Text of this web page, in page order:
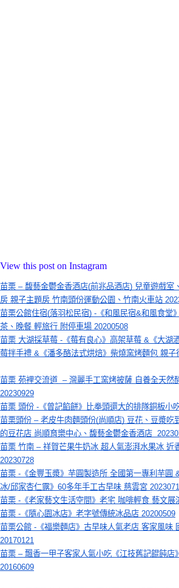
View this post on Instagram
苗栗 – 馥藝金鬱金香酒店(前兆品酒店) 兒童遊戲室
房 親子主題房 竹南頭份運動公園、竹南火車站
苗栗公館住宿(落羽松民宿) -《和風民宿&和風食堂
茶、晚餐 輕旅行 附停車場 20200508
苗栗 大湖採草莓 -《莓有良心》高架草莓 &《大湖
莓拌手禮 &《潘多酪法式烘焙》柴燒窯烤麵包 親子
苗栗 苑裡交流道  – 灣麗手工窯烤披薩 自養全天然
20230929
苗栗 頭份 -《曾記餡餅》比拳頭還大的排隊銅板小
苗栗頭份 – 老皮牛肉麵頭份(尚順店) 豆花、豆漿吃
的豆花店 尚順育樂中心、馥藝金鬱金香酒店
苗栗 竹南 – 祥賀芒果牛奶冰 超人氣澎湃水果冰 近
20230728
苗栗 -《金豐玉漿》芋圓製造所 全國第一專利芋圓
冰/邱家杏仁露》60多年手工古早味 慈雲宮
苗栗 -《老家藝文生活空間》老宅 咖啡輕食 藝文展
苗栗 -《隨心園冰店》老字號傳統冰品店 20200509
苗栗公館 -《福樂麵店》古早味人氣老店 客家風味
20170121
苗栗 – 飄香一甲子客家人氣小吃《江技舊記餛飩店
20160609